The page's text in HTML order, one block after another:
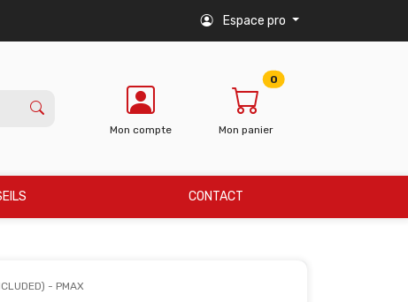
Espace pro
Mon compte Mon panier
0
CONTACT
- PMAX